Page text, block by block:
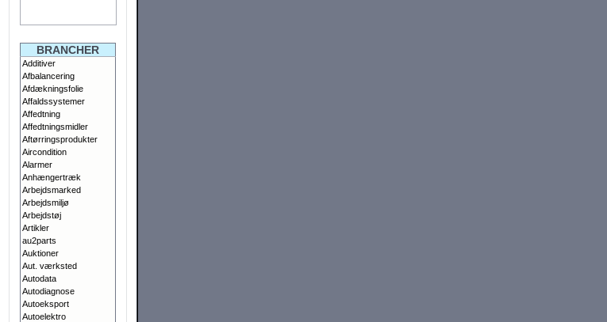
BRANCHER
Additiver
Afbalancering
Afdækningsfolie
Affaldssystemer
Affedtning
Affedtningsmidler
Aftørringsprodukter
Aircondition
Alarmer
Anhængertræk
Arbejdsmarked
Arbejdsmiljø
Arbejdstøj
Artikler
au2parts
Auktioner
Aut. værksted
Autodata
Autodiagnose
Autoeksport
Autoelektro